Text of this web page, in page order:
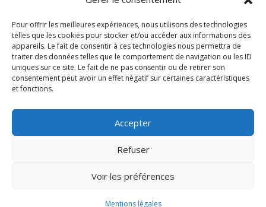
Pour offrir les meilleures expériences, nous utilisons des technologies
telles que les cookies pour stocker et/ou accéder aux informations des
appareils. Le fait de consentir à ces technologies nous permettra de
traiter des données telles que le comportement de navigation ou les ID
uniques sur ce site. Le fait de ne pas consentir ou de retirer son
consentement peut avoir un effet négatif sur certaines caractéristiques
et fonctions.
Accepter
Refuser
Voir les préférences
Mentions légales
Assesse, Ciney, Gesves, Hamois, Havelange et Ohey
S'inscrire à notre newsletter